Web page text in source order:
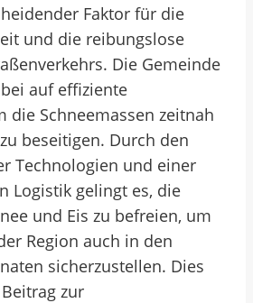
Faktor für die
und die reibungslose
Die Gemeinde
auf effiziente
die Schneemassen zeitnah
beseitigen. Durch den
Technologien und einer
Logistik gelingt es, die
und Eis zu befreien, um
Region auch in den
sicherzustellen. Dies
zur